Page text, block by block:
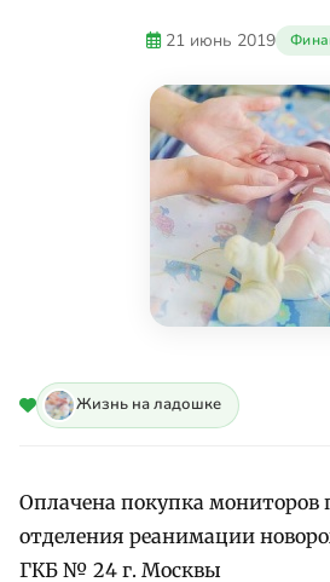
21 июнь 2019
Жизнь на ладошке
Оплачена покупка мониторов
отделения реанимации
ГКБ № 24 г. Москвы